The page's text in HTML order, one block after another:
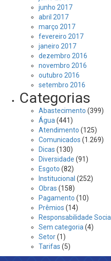
junho 2017
abril 2017
março 2017
fevereiro 2017
janeiro 2017
dezembro 2016
novembro 2016
outubro 2016
setembro 2016
Categorias
Abastecimento (399)
Água (441)
Atendimento (125)
Comunicados (1.269)
Dicas (130)
Diversidade (91)
Esgoto (82)
Institucional (252)
Obras (158)
Pagamento (10)
Prêmios (14)
Responsabilidade Social
Sem categoria (4)
Setor(1)
Tarifas (5)